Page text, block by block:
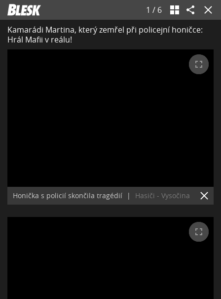
1 / 6
Kamarádi Martina, který zemřel při policejní honičce:
Hrál Mafii v reálu!
Honička s policií skončila tragédií | Hasiči - Vysočina